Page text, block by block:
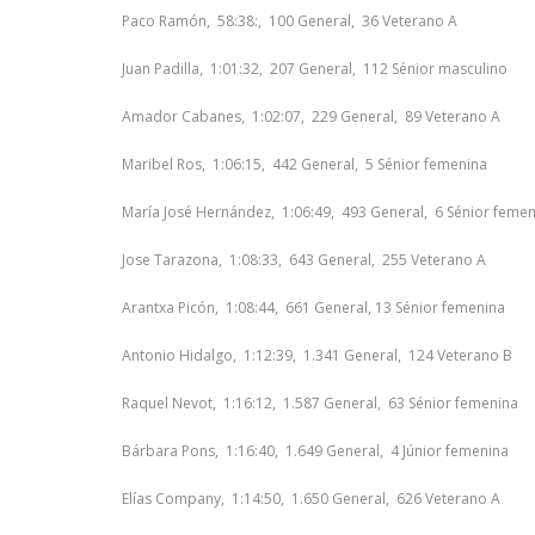
Paco Ramón, 58:38:, 100 General, 36 Veterano A
Juan Padilla, 1:01:32, 207 General, 112 Sénior masculino
Amador Cabanes, 1:02:07, 229 General, 89 Veterano A
Maribel Ros, 1:06:15, 442 General, 5 Sénior femenina
María José Hernández, 1:06:49, 493 General, 6 Sénior
Jose Tarazona, 1:08:33, 643 General, 255 Veterano A
Arantxa Picón, 1:08:44, 661 General, 13 Sénior femenina
Antonio Hidalgo, 1:12:39, 1.341 General, 124 Veterano B
Raquel Nevot, 1:16:12, 1.587 General, 63 Sénior femenina
Bárbara Pons, 1:16:40, 1.649 General, 4 Júnior femenina
Elías Company, 1:14:50, 1.650 General, 626 Veterano A